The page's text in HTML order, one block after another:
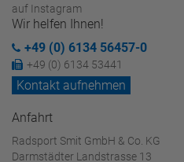
auf Instagram
Wir helfen Ihnen!
+49 (0) 6134 56457-0
+49 (0) 6134 53441
Kontakt aufnehmen
Anfahrt
Radsport Smit GmbH & Co. KG
Darmstädter Landstrasse 13